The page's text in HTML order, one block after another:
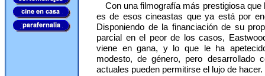
Con una filmografía más prestigiosa que
es de esos cineastas que ya está por
Disponiendo de la financiación de su
parcial en el peor de los casos,
viene en gana, y lo que le ha
modesto, de género, pero desarrollado
actuales pueden permitirse el lujo de hacer.